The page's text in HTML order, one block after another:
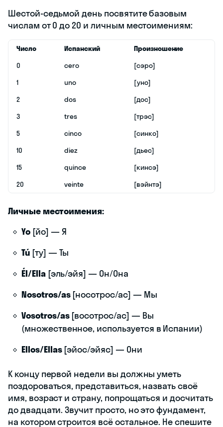
Шестой-седьмой день посвятите базовым
числам от 0 до 20 и личным местоимениям:
Число Испанский
Произношение
0
cero
[сэро]
1
uno
[уно]
2
dos
[дос]
3
tres
[трэс]
5
cinco
[синко]
10
diez
[дьес]
15
quince
[кинсэ]
20
veinte [вэйнтэ]
Личные местоимения:
Yo[йо] — Я
Tú[ту] — Ты
Él/Ella[эль/эйя] — Он/Она
Nosotros/as[носотрос/ас] — Мы
Vosotros/as[восотрос/ас] — Вы
(множественное, используется в Испании)
Ellos/Ellas[эйос/эйяс] — Они
К концу первой недели вы должны уметь
поздороваться, представиться, назвать своё
имя, возраст и страну, попрощаться и досчитать
до двадцати. Звучит просто, но это фундамент,
на котором строится всё остальное. Не спешите